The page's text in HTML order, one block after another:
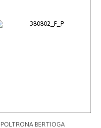
POLTRONA BERTIOGA